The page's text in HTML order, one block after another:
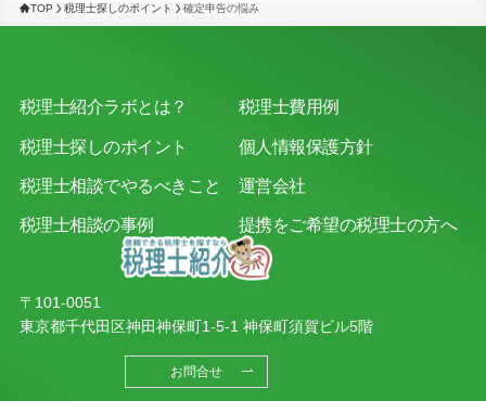
TOP 税理士探しのポイント 確定申告の悩み
税理士紹介ラボとは？
税理士探しのポイント
税理士相談でやるべきこと
税理士相談の事例
税理士費用例
個人情報保護方針
運営会社
提携をご希望の税理士の方へ
〒101-0051
東京都千代田区神田神保町1-5-1 神保町須賀ビル5階
お問合せ